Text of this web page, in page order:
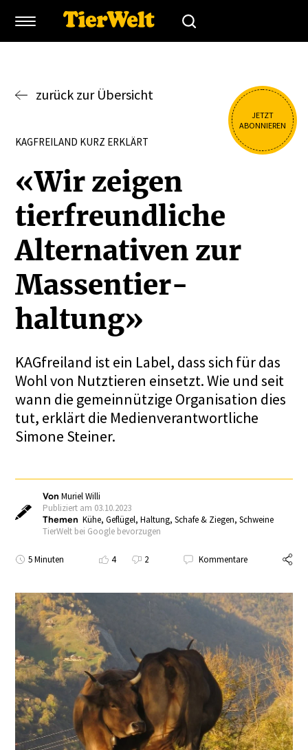
JETZT
ABONNIEREN
zurück zur Übersicht
KAGFREILAND KURZ ERKLÄRT
«Wir zeigen
tierfreund­liche
Alter­na­tiven zur
Massen­tier­
haltung»
KAGfreiland ist ein Label, dass sich für das
Wohl von Nutztieren einsetzt. Wie und seit
wann die gemeinnützige Organisation dies
tut, erklärt die Medienverantwortliche
Simone Steiner.
VonMuriel Willi
Publiziert am 03.10.2023
Themen Kühe,Geflügel,Haltung,Schafe & Ziegen,Schweine
TierWelt bei Google bevorzugen
5 Minuten 4 2 Kommentare